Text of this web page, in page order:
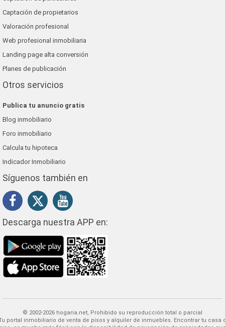
Captación de propietarios
Valoración profesional
Web profesional inmobiliaria
Landing page alta conversión
Planes de publicación
Otros servicios
Publica tu anuncio gratis
Blog inmobiliario
Foro inmobiliario
Calcula tu hipoteca
Indicador Inmobiliario
Síguenos también en
Descarga nuestra APP en:
© 2002-2026 hogaria.net, Prohibido su reproducción total o parcial
Encontrar tu casa o